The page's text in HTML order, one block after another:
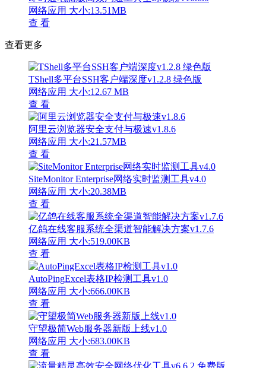
网络应用 大小:13.51MB
查 看
查看更多
TShell多平台SSH客户端深度v1.2.8 绿色版
网络应用 大小:12.67 MB
查 看
阿里云浏览器安全支付与极速v1.8.6
网络应用 大小:21.57MB
查 看
SiteMonitor Enterprise网络实时监测工具v4.0
网络应用 大小:20.38MB
查 看
亿鸽在线客服系统全渠道智能解决方案v1.7.6
网络应用 大小:519.00KB
查 看
AutoPingExcel表格IP检测工具v1.0
网络应用 大小:666.00KB
查 看
守望极简Web服务器新版上线v1.0
网络应用 大小:683.00KB
查 看